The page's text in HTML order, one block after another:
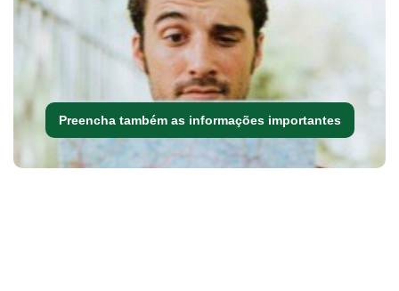
Preencha também as informações importantes